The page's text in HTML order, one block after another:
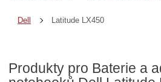
Dell Latitude LX450
Produkty pro Baterie a